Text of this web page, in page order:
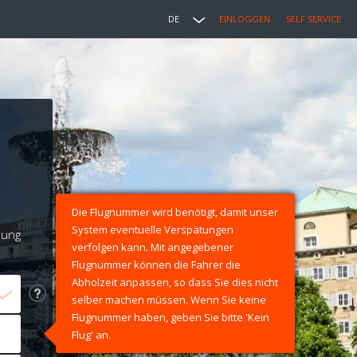
DE EINLOGGEN SELF SERVICE
Die Flugnummer wird benötigt, damit unser
System eventuelle Verspätungen
verfolgen kann. Mit angegebener
Flugnummer können die Fahrer die
Abholzeit anpassen, so dass Sie dies nicht
selber machen müssen. Wenn Sie keine
Flugnummer haben, geben Sie bitte 'Kein
Flug' an.